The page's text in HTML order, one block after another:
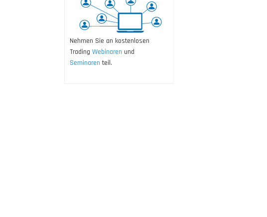
Nehmen Sie an kostenlosen
Trading Webinaren und
Seminaren teil.